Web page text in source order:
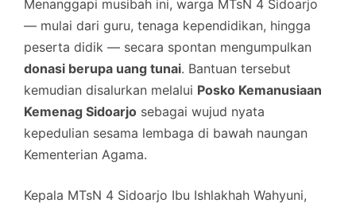
Menanggapi musibah ini, warga MTsN 4 Sidoarjo
— mulai dari guru, tenaga kependidikan, hingga
peserta didik — secara spontan mengumpulkan
donasi berupa uang tunai. Bantuan tersebut
kemudian disalurkan melalui Posko Kemanusiaan
Kemenag Sidoarjo sebagai wujud nyata
kepedulian sesama lembaga di bawah naungan
Kementerian Agama.
Kepala MTsN 4 Sidoarjo Ibu Ishlakhah Wahyuni,